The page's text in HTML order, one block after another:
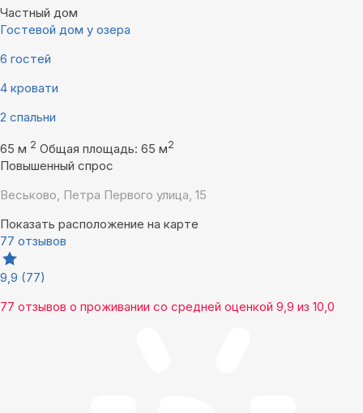
Частный дом
Гостевой дом у озера
6 гостей
4 кровати
2 спальни
65 м 2 Общая площадь: 65 м2
Повышенный спрос
Веськово, Петра Первого улица, 15
Показать расположение на карте
77 отзывов
9,9 (77)
77 отзывов о проживании со средней оценкой 9,9 из 10,0